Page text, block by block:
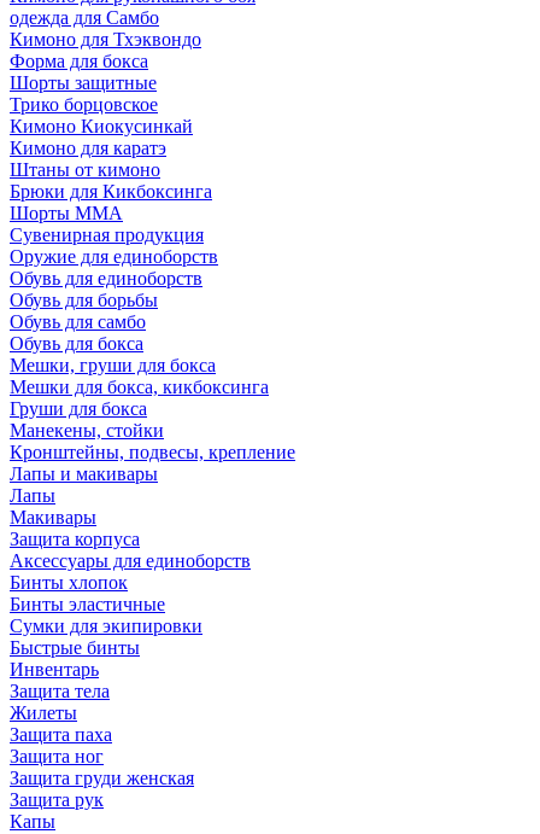
одежда для Самбо
Кимоно для Тхэквондо
Форма для бокса
Шорты защитные
Трико борцовское
Кимоно Киокусинкай
Кимоно для каратэ
Штаны от кимоно
Брюки для Кикбоксинга
Шорты ММА
Сувенирная продукция
Оружие для единоборств
Обувь для единоборств
Обувь для борьбы
Обувь для самбо
Обувь для бокса
Мешки, груши для бокса
Мешки для бокса, кикбоксинга
Груши для бокса
Манекены, стойки
Кронштейны, подвесы, крепление
Лапы и макивары
Лапы
Макивары
Защита корпуса
Аксессуары для единоборств
Бинты хлопок
Бинты эластичные
Сумки для экипировки
Быстрые бинты
Инвентарь
Защита тела
Жилеты
Защита паха
Защита ног
Защита груди женская
Защита рук
Капы